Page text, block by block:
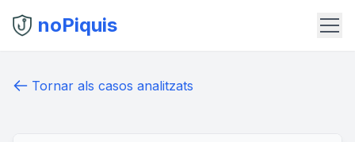
noPiquis
Tornar als casos analitzats